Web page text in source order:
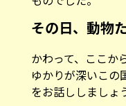
その日、動物
かわって、ここか
ゆかりが深いこの
をお話ししましょ